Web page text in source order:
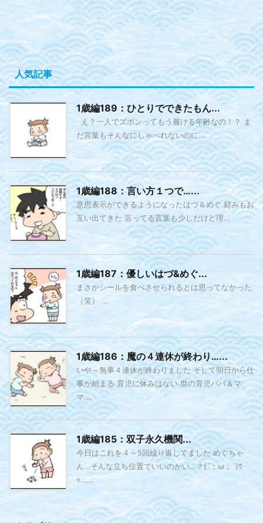
人気記事
1歳編189：ひとりでできたもん...
え？一人でズボンってもう履ける年齢なの！？ ま
だ言葉もそんなにしゃべれないのに...
1歳編188：言い方１つで…...
意思表示ができるようになったはづ＆めぐ 好みもお
互い出てきた 言ってる言葉も少しだけど理...
1歳編187：優しいはづ&めぐ...
まさかシールを食べさせられるとは思ってなかった
（笑） ...
1歳編186：魔の４連休が終わり…...
いや～無事４連休が終わりました そして明日から仕
事が始まる 育児に休みはない 世の育児パパ＆マ
マ...
1歳編185：双子永久機関...
今日はこれを４～5回繰り返してました めぐちゃ
ん…そんな立ち位置でいいのかい…？(´；ω；`)ｳ
ｯ…...